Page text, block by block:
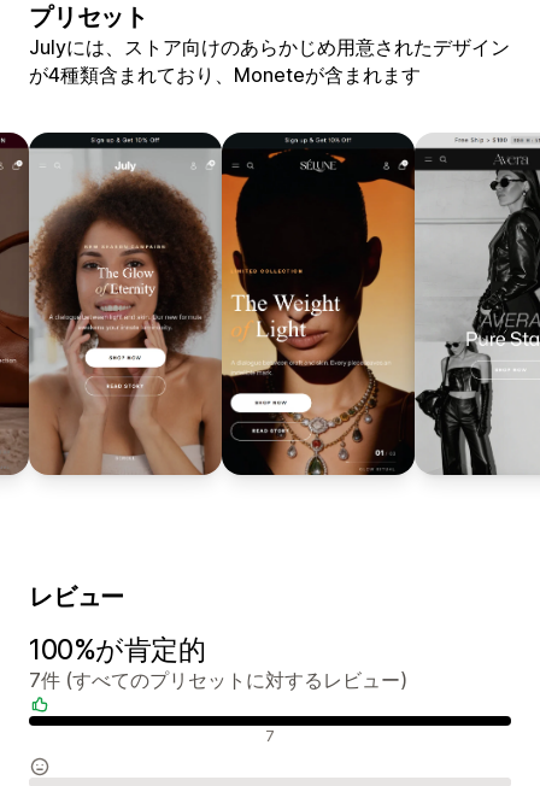
プリセット
Julyには、ストア向けのあらかじめ用意されたデザイン
が4種類含まれており、Moneteが含まれます
レビュー
100%が肯定的
7件 (すべてのプリセットに対するレビュー)
7